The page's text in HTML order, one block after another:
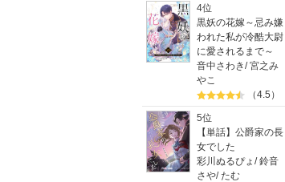
4位
黒妖の花嫁～忌み嫌
われた私が冷酷大尉
に愛されるまで～
音中さわき/宮之み
やこ
（4.5）
5位
【単話】公爵家の長
女でした
彩川ぬるぴょ /鈴音
さや/たむ